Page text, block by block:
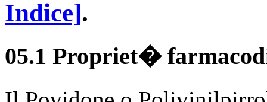
Indice].
05.1 Propriet�